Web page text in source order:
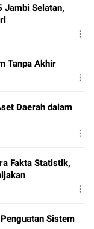
Jambi Selatan,
Tanpa Akhir
Daerah dalam
Fakta Statistik,
Sistem